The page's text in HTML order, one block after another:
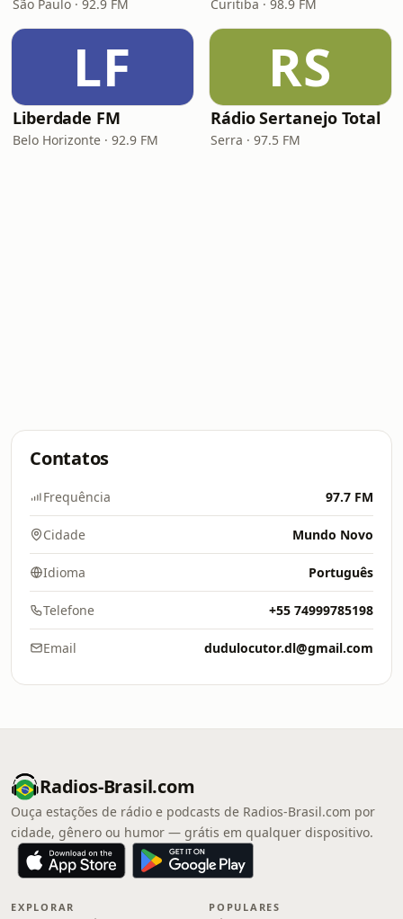
São Paulo · 92.9 FM Curitiba · 98.9 FM
LF
Liberdade FM
Belo Horizonte · 92.9 FM
RS
Rádio Sertanejo Total
Serra · 97.5 FM
Contatos
Frequência 97.7 FM
Cidade Mundo Novo
Idioma Português
Telefone +55 74999785198
Email dudulocutor.dl@gmail.com
Radios-Brasil.com
Ouça estações de rádio e podcasts de Radios-Brasil.com por
cidade, gênero ou humor — grátis em qualquer dispositivo.
EXPLORAR POPULARES